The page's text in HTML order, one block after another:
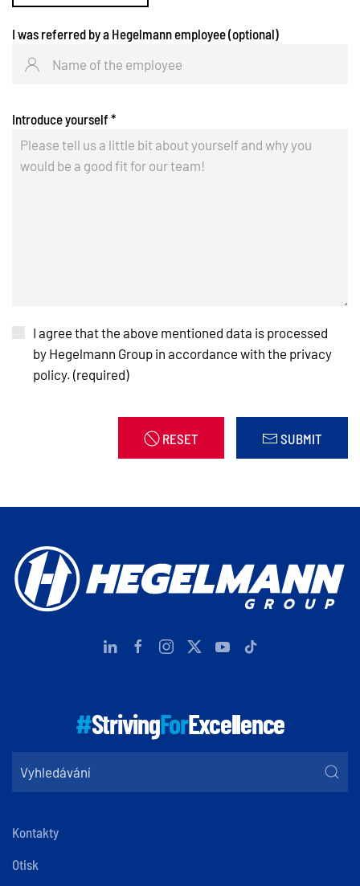
I was referred by a Hegelmann employee (optional)
Introduce yourself *
I agree that the above mentioned data is processed
by Hegelmann Group in accordance with the privacy
policy. (required)
RESET SUBMIT
#StrivingForExcellence
Kontakty
Otisk